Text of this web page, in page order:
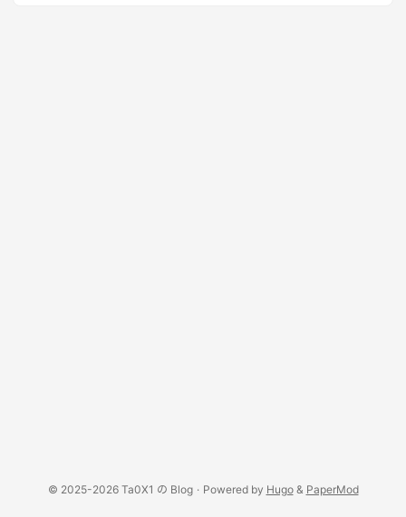
© 2025-2026 Ta0X1 の Blog · Powered by Hugo& PaperMod